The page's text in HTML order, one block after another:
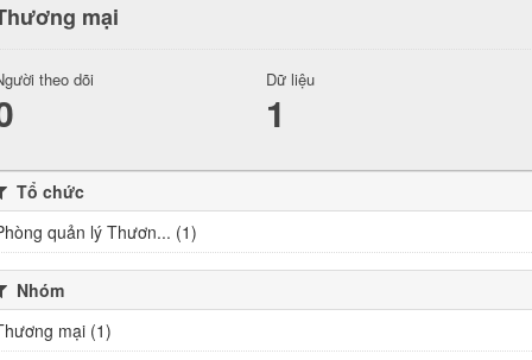
mại
theo dõi Dữ liệu
1
Tổ chức
quản lý Thươn... (1)
Nhóm
mại (1)